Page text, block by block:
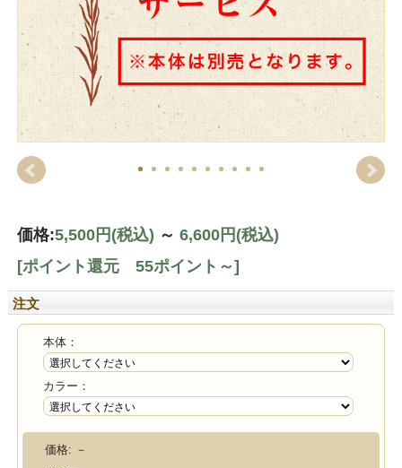
価格:5,500円 (税込) ～ 6,600円 (税込)
[ポイント還元 55ポイント～]
注文
本体：
カラー：
価格: －